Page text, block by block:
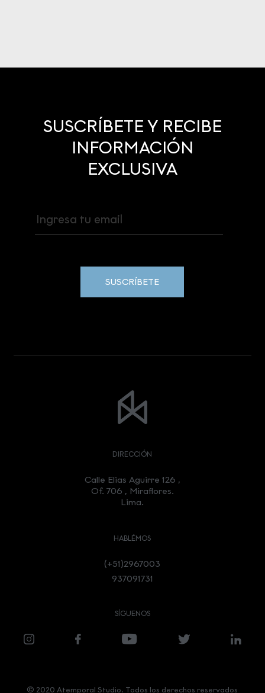
SUSCRÍBETE Y RECIBE
INFORMACIÓN
EXCLUSIVA
SUSCRÍBETE
SÍGUENOS
HABLÉMOS
(+51)2967003
937091731
DIRECCIÓN
Calle Elias Aguirre 126 ,
Of. 706 , Miraflores.
Lima.
© 2020 Atemporal Studio. Todos los derechos reservados